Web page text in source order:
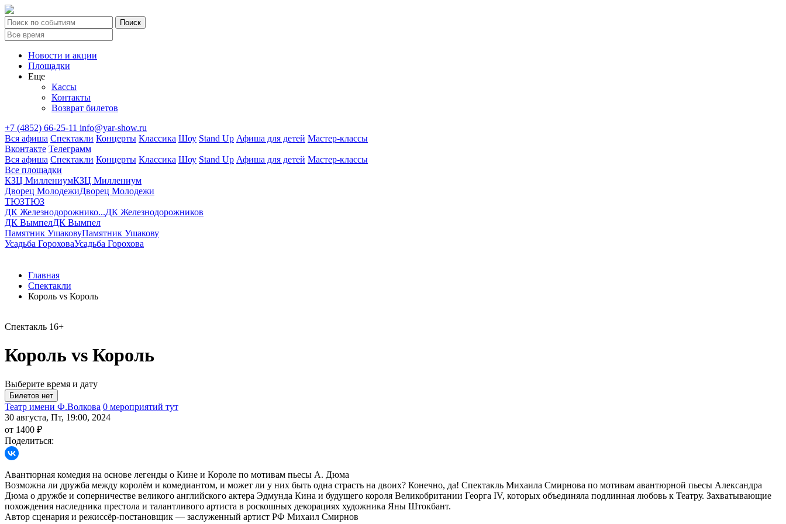
Новости и акции
Площадки
Еще
Кассы
Контакты
Возврат билетов
+7 (4852) 66-25-11 info@yar-show.ru
Вся афиша Спектакли Концерты Классика Шоу Stand Up Афиша для детей Мастер-классы
Вконтакте Телеграмм
Вся афиша Спектакли Концерты Классика Шоу Stand Up Афиша для детей Мастер-классы
Все площадки
КЗЦ МиллениумКЗЦ Миллениум
Дворец МолодежиДворец Молодежи
ТЮЗТЮЗ
ДК Железнодорожнико...ДК Железнодорожников
ДК ВымпелДК Вымпел
Памятник УшаковуПамятник Ушакову
Усадьба ГороховаУсадьба Горохова
Главная
Спектакли
Король vs Король
Спектакль 16+
Король vs Король
Выберите время и дату
Театр имени Ф.Волкова 0 мероприятий тут
30 августа, Пт, 19:00, 2024
от 1400 ₽
Поделиться:
Авантюрная комедия на основе легенды о Кине и Короле по мотивам пьесы А. Дюма
Возможна ли дружба между королём и комедиантом, и может ли у них быть одна страсть на двоих? Конечно, да! Спектакль Михаила Смирнова по мотивам авантюрной пьесы Александра
Дюма о дружбе и соперничестве великого английского актера Эдмунда Кина и будущего короля Великобритании Георга IV, которых объединяла подлинная любовь к Театру. Захватывающие
похождения наследника престола и талантливого артиста в роскошных декорациях художника Яны Штокбант.
Автор сценария и режиссёр-постановщик — заслуженный артист РФ Михаил Смирнов